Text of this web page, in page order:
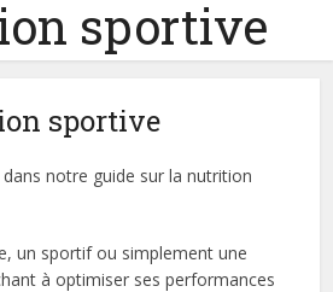
sportive
sportive
notre guide sur la nutrition
un sportif ou simplement une
à optimiser ses performances